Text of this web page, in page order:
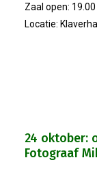
Zaal open:
Locatie:
24 oktober:
Fotograaf